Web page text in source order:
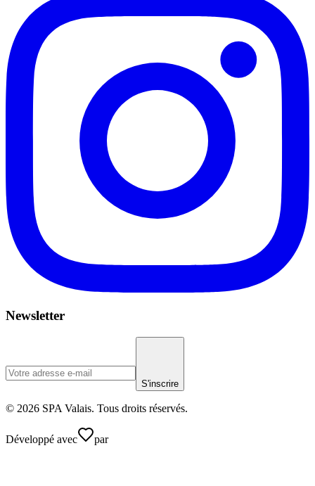
Newsletter
S'inscrire
© 2026 SPA Valais. Tous droits réservés.
Développé avec par